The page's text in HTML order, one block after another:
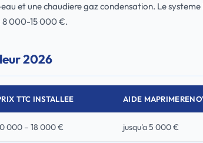
et une chaudiere gaz condensation. Le
8 000-15 000 €.
2026
TTC INSTALLEE AIDE
000 – 18 000 € jusqu'a 5 000 €